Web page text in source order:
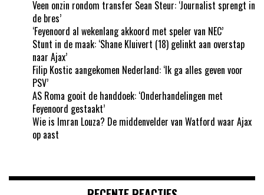
Veen onzin rondom transfer Sean Steur: ‘Journalist sprengt in
de bres’
‘Feyenoord al wekenlang akkoord met speler van NEC’
Stunt in de maak: ‘Shane Kluivert (18) gelinkt aan overstap
naar Ajax’
Filip Kostic aangekomen Nederland: ‘Ik ga alles geven voor
PSV’
AS Roma gooit de handdoek: ‘Onderhandelingen met
Feyenoord gestaakt’
Wie is Imran Louza? De middenvelder van Watford waar Ajax
op aast